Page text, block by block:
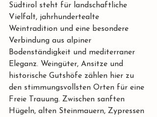
Südtirol steht für landschaftliche
Vielfalt, jahrhundertealte
Weintradition und eine besondere
Verbindung aus alpiner
Bodenständigkeit und mediterraner
Eleganz. Weingüter, Ansitze und
historische Gutshöfe zählen hier zu
den stimmungsvollsten Orten für eine
Freie Trauung. Zwischen sanften
Hügeln, alten Steinmauern, Zypressen